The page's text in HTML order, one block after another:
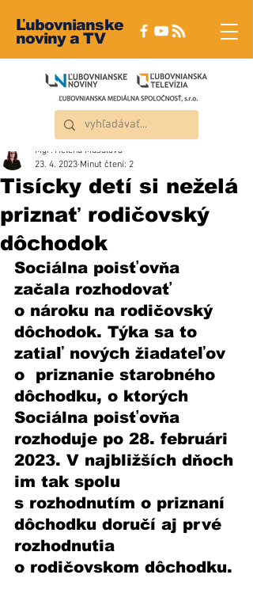
Ľubovnianske
noviny a TV
Tisícky detí si neželá
priznať rodičovský
dôchodok
Mgr. Helena Musalová
23. 4. 2023 Minut čtení: 2
Sociálna poisťovňa
začala rozhodovať
o nároku na rodičovský
dôchodok. Týka sa to
zatiaľ nových žiadateľov
o  priznanie starobného
dôchodku, o ktorých
Sociálna poisťovňa
rozhoduje po 28. februári
2023. V najbližších dňoch
im tak spolu
s rozhodnutím o priznaní
dôchodku doručí aj prvé
rozhodnutia
o rodičovskom dôchodku.